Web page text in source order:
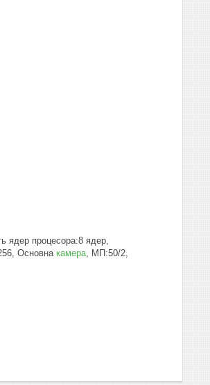
ядер процесора:8 ядер,
Основна камера, МП:50/2,